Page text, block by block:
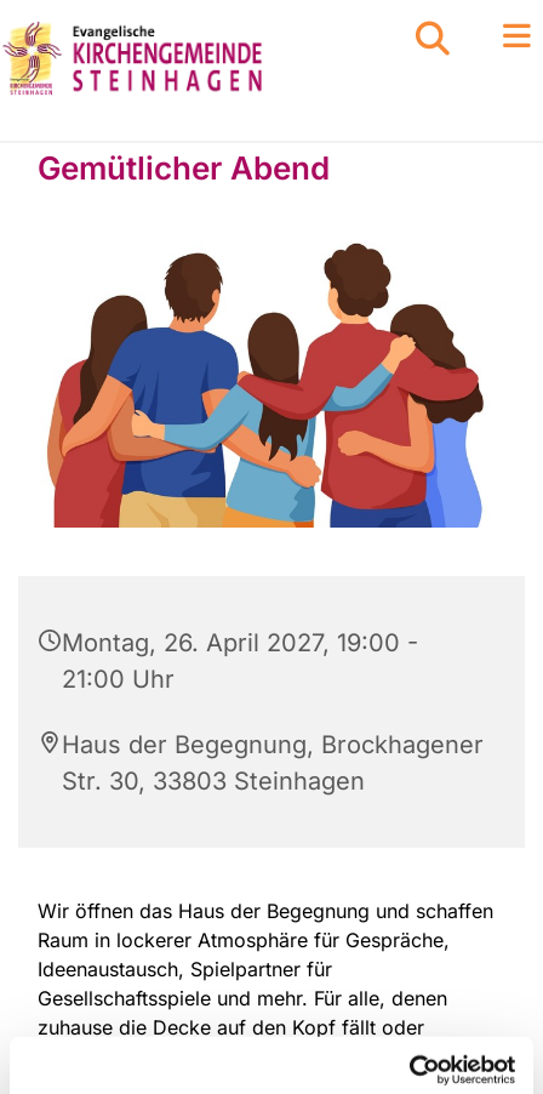
Gemütlicher Abend
Montag, 26. April 2027, 19:00 -
21:00 Uhr
Haus der Begegnung, Brockhagener
Str. 30, 33803 Steinhagen
Wir öffnen das Haus der Begegnung und schaffen
Raum in lockerer Atmosphäre für Gespräche,
Ideenaustausch, Spielpartner für
Gesellschaftsspiele und mehr. Für alle, denen
zuhause die Decke auf den Kopf fällt oder
Mitmenschen fehlen. Eine Anmeldung ist nicht